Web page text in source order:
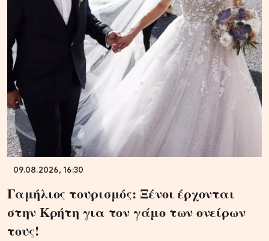
09.08.2026, 16:30
Γαμήλιος τουρισμός: Ξένοι έρχονται
στην Κρήτη για τον γάμο των ονείρων
τους!